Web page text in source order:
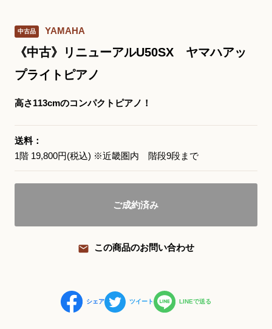
大阪・本町のピアノ専門店
〒541-0057
大阪府大阪市中央区北久宝寺町3丁目3−4
YouTube 公式チャンネル
ピアノ弾き比べ、過去のコンサートな
中古品 YAMAHA
《中古》リニューアルU50SX ヤマハアッ
プライトピアノ
高さ113cmのコンパクトピアノ！
送料：
1階 19,800円(税込) ※近畿圏内 階段9段まで
ご成約済み
この商品のお問い合わせ
シェア ツイート LINEで送る